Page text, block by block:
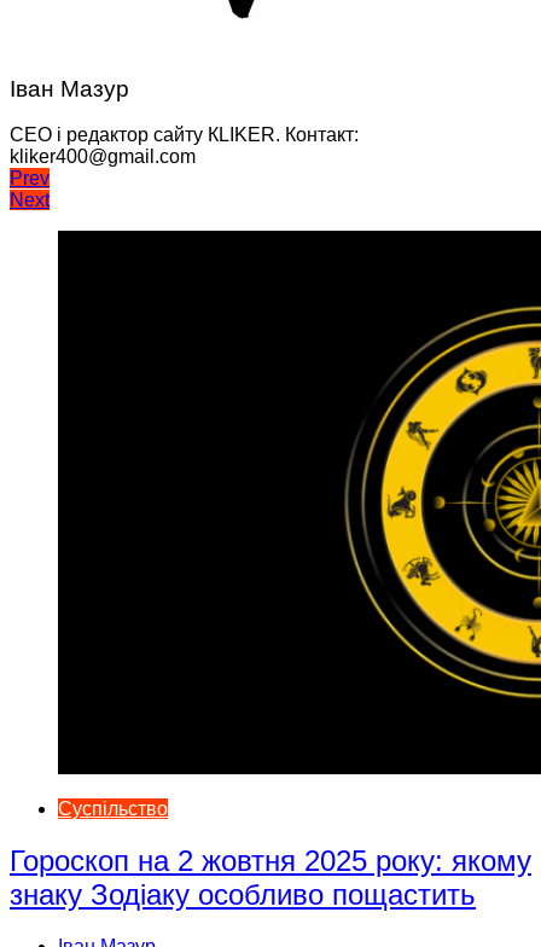
Іван Мазур
CEO і редактор сайту КLIKER. Контакт:
kliker400@gmail.com
Навігація
записів
Prev
Next
Суспільство
Гороскоп на 2 жовтня 2025 року: якому
знаку Зодіаку особливо пощастить